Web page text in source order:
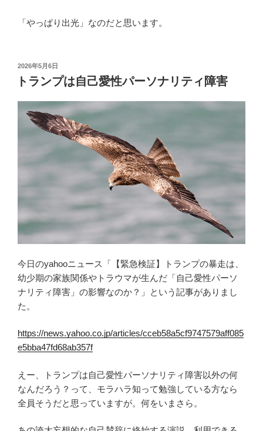
「やっぱり出光」なのだと思います。
投
稿
日:
2026年5月6日
トランプは自己愛性パーソナリティ障害
今日のyahooニュース「【緊急検証】トランプの暴走は、
幼少期の家族関係やトラウマが生んだ「自己愛性パーソ
ナリティ障害」の影響なのか？」という記事がありまし
た。
https://news.yahoo.co.jp/articles/cceb58a5cf9747579aff085
e5bba47fd68ab357f
えー、トランプは自己愛性パーソナリティ障害以外の何
なんだろう？って、モラハラ知って勉強している方なら
全員そうだと思っていますが。何をいまさら。